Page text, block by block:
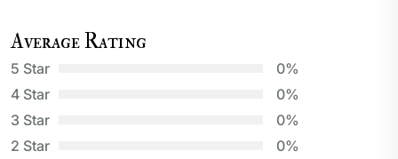
Average Rating
5 Star
0%
4 Star
0%
3 Star
0%
2 Star
0%